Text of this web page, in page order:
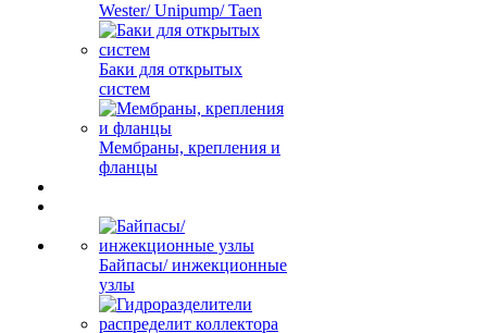
Wester/ Unipump/ Taen
Баки для открытых
систем
Мембраны, крепления и
фланцы
Байпасы/ инжекционные
узлы